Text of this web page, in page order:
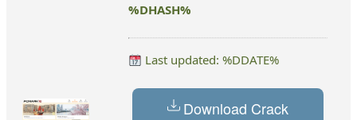
%DHASH%
Last updated: %DDATE%
Download Crack